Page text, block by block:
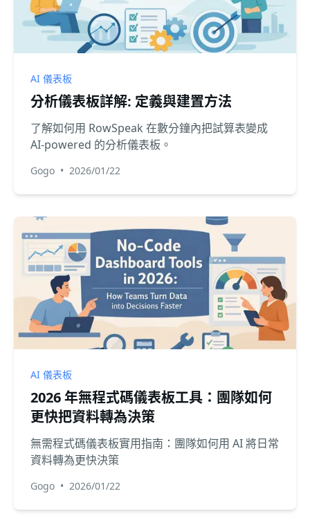
AI 儀表板
分析儀表板詳解: 定義與建置方法
了解如何用 RowSpeak 在數分鐘內把試算表變成
AI-powered 的分析儀表板。
Gogo • 2026/01/22
AI 儀表板
2026 年無程式碼儀表板工具：團隊如何
更快把資料轉為決策
無需程式碼儀表板實用指南：團隊如何用 AI 將日常
資料轉為更快決策
Gogo • 2026/01/22